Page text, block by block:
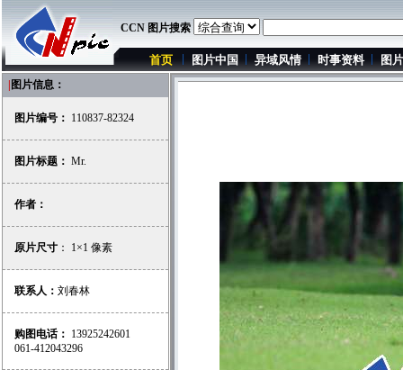
CCN 图片搜索
首页 图片中国 异域风情 时事资料 图
图片信息：
图片编号： 110837-82324
图片标题： Mr.
作者：
原片尺寸 ： 1×1 像素
联系人： 刘春林
购图电话： 13925242601
061-412043296